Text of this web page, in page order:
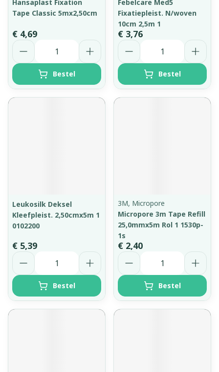
Hansaplast Fixation
Tape Classic 5mx2,50cm
€ 4,69
Aantal
Bestel
Febelcare Med5
Fixatiepleist. N/woven
10cm 2,5m 1
€ 3,76
Aantal
Bestel
Leukosilk Deksel
Kleefpleist. 2,50cmx5m 1
0102200
€ 5,39
Aantal
Bestel
3M, Micropore
Micropore 3m Tape Refill
25,0mmx5m Rol 1 1530p-
1s
€ 2,40
Aantal
Bestel